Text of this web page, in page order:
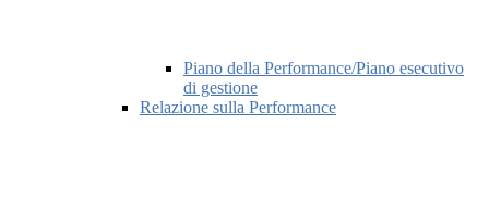
Piano della Performance/Piano esecutivo
di gestione
Relazione sulla Performance